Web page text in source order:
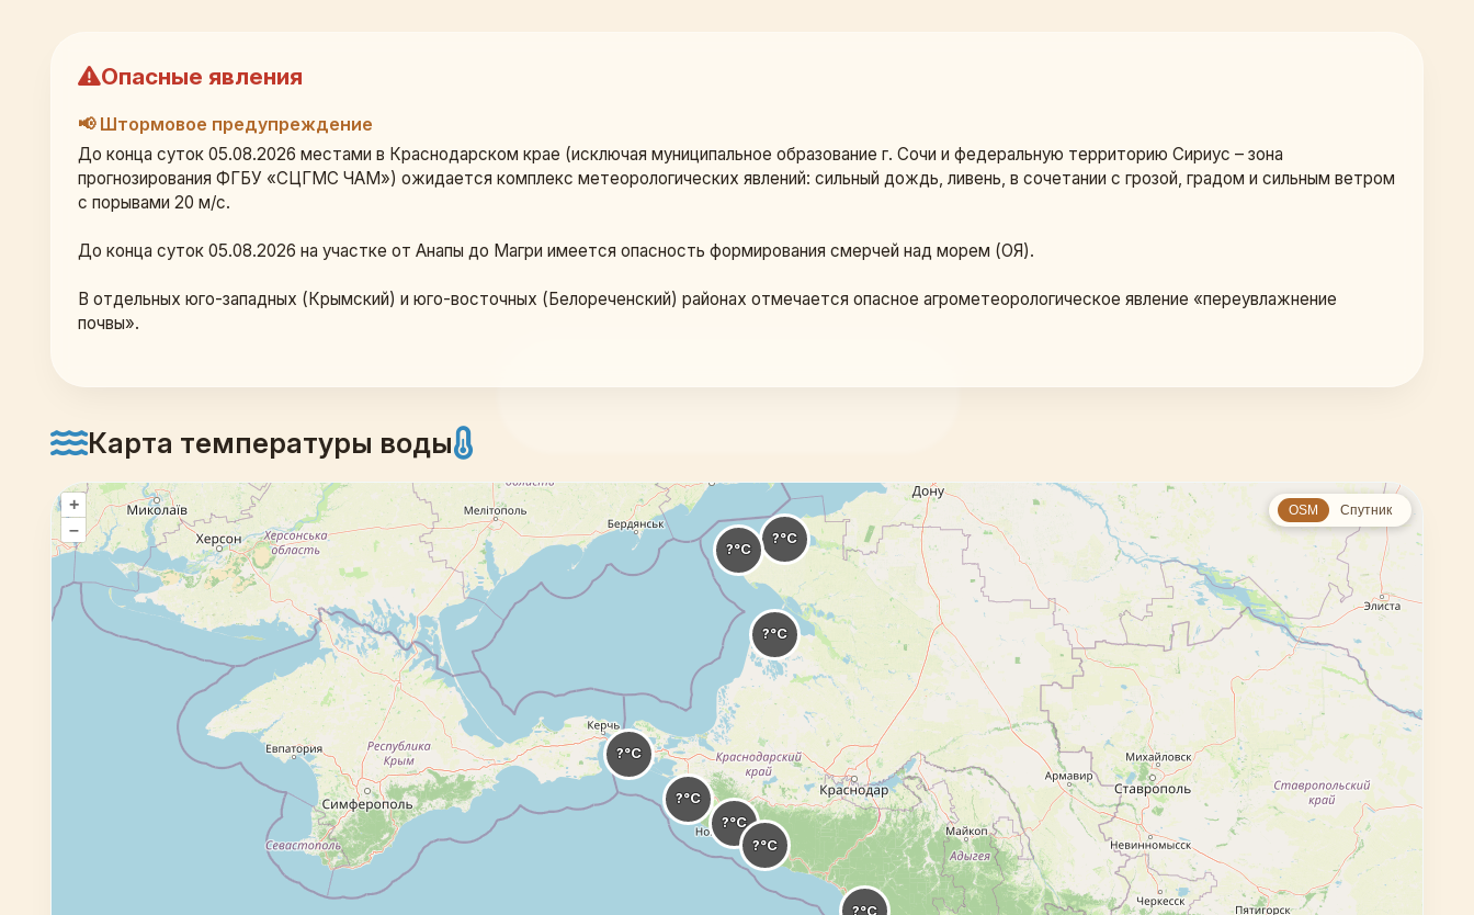
Опасные явления
📢 Штормовое предупреждение
До конца суток 05.08.2026 местами в Краснодарском крае (исключая муниципальное образование г. Сочи и федеральную территорию Сириус – зона
прогнозирования ФГБУ «СЦГМС ЧАМ») ожидается комплекс метеорологических явлений: сильный дождь, ливень, в сочетании с грозой, градом и сильным ветром
с порывами 20 м/с.
До конца суток 05.08.2026 на участке от Анапы до Магри имеется опасность формирования смерчей над морем (ОЯ).
В отдельных юго-западных (Крымский) и юго-восточных (Белореченский) районах отмечается опасное агрометеорологическое явление «переувлажнение
почвы».
Карта температуры воды
OSM Спутник
+
–